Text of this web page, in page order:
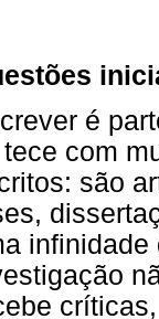
é
com
são